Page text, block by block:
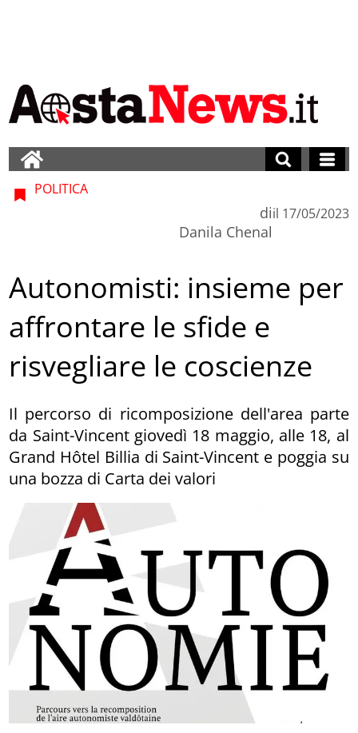
POLITICA
di
Danila Chenal
il 17/05/2023
Autonomisti: insieme per
affrontare le sfide e
risvegliare le coscienze
Il percorso di ricomposizione dell'area parte
da Saint-Vincent giovedì 18 maggio, alle 18, al
Grand Hôtel Billia di Saint-Vincent e poggia su
una bozza di Carta dei valori